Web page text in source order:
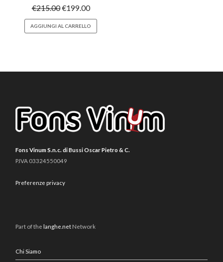
€215.00€199.00
AGGIUNGI AL CARRELLO
Fons Vinum S.n.c. di Bussi Oscar Pietro & C.
P.IVA 03324550049
Preferenze privacy
Part of thelanghe.net Network
Chi Siamo